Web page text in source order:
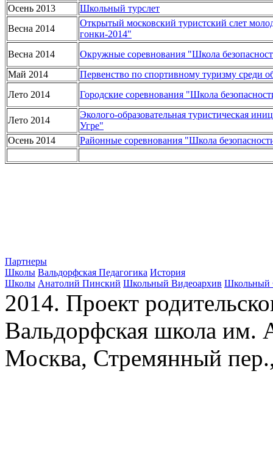
Осень 2013
Школьный турслет
Весна 2014
Открытый московский туристский слет
гонки-2014"
Весна 2014
Окружные соревнования "Школа
Май 2014
Первенство по спортивному туризму среди
Лето 2014
Городские соревнования "Школа
Лето 2014
Эколого-образовательная туристическая
Угре"
Осень 2014
Районные соревнования "Школа
Партнеры
Школы Вальдорфская Педагогика История
Школы Анатолий Пинский Школьный Видеоархив Школьный
2014. Проект
Вальдорфская школа им.
Москва, Стремянный